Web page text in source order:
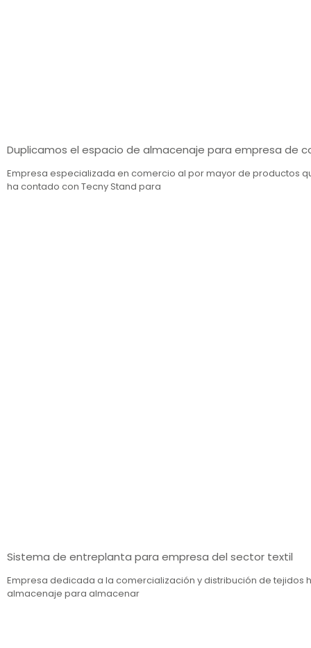
Duplicamos el espacio de almacenaje para empresa de
Empresa especializada en comercio al por mayor de productos
ha contado con Tecny Stand para
Sistema de entreplanta para empresa del sector textil
Empresa dedicada a la comercialización y distribución de tejidos
almacenaje para almacenar